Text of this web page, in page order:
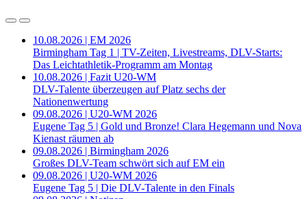
10.08.2026 | EM 2026
Birmingham Tag 1 | TV-Zeiten, Livestreams, DLV-Starts:
Das Leichtathletik-Programm am Montag
10.08.2026 | Fazit U20-WM
DLV-Talente überzeugen auf Platz sechs der
Nationenwertung
09.08.2026 | U20-WM 2026
Eugene Tag 5 | Gold und Bronze! Clara Hegemann und Nova
Kienast räumen ab
09.08.2026 | Birmingham 2026
Großes DLV-Team schwört sich auf EM ein
09.08.2026 | U20-WM 2026
Eugene Tag 5 | Die DLV-Talente in den Finals